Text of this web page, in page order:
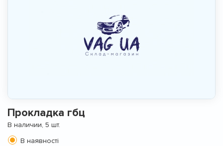
Прокладка гбц
В наличии, 5 шт.
В наявності